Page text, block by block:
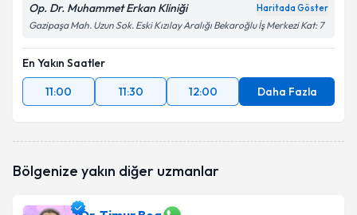
Op. Dr. Muhammet Erkan Kliniği Haritada Göster
Gazipaşa Mah. Uzun Sok. Eski Kızılay Aralığı Bekaroğlu İş Merkezi Kat: 7
En Yakın Saatler
11:00
11:30 12:00 Daha Fazla
Bölgenize yakın diğer uzmanlar